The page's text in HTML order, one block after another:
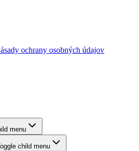
ochrany osobných údajov
menu
child menu